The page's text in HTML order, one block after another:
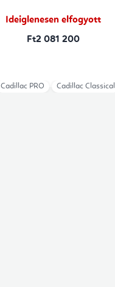
Ideiglenesen elfogyott
Ft2 081 200
Cadillac PRO Cadillac Classical